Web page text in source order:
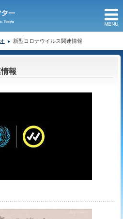
新型コロナウイルス関連情報
報